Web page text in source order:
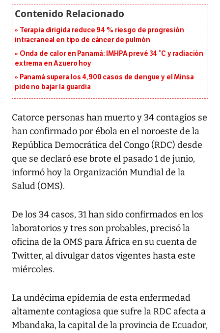
Terapia dirigida reduce 94 % riesgo de progresión
intracraneal en tipo de cáncer de pulmón
Onda de calor en Panamá: IMHPA prevé 34 °C y radiación
extrema en Azuero hoy
Panamá supera los 4,900 casos de dengue y el Minsa
pide no bajar la guardia
Catorce personas han muerto y 34 contagios se
han confirmado por ébola en el noroeste de la
República Democrática del Congo (RDC) desde
que se declaró ese brote el pasado 1 de junio,
informó hoy la Organización Mundial de la
Salud (OMS).
De los 34 casos, 31 han sido confirmados en los
laboratorios y tres son probables, precisó la
oficina de la OMS para África en su cuenta de
Twitter, al divulgar datos vigentes hasta este
miércoles.
La undécima epidemia de esta enfermedad
altamente contagiosa que sufre la RDC afecta a
Mbandaka, la capital de la provincia de Ecuador,